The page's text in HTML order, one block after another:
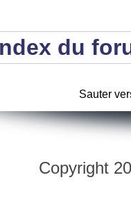
du
Sauter
Copyright